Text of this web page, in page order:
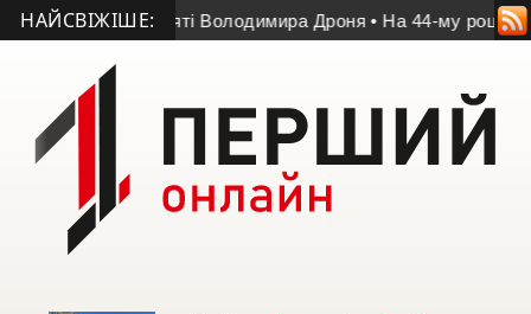
НАЙСВІЖІШЕ:
пам’яті Володимира Дроня • На 44-му році життя